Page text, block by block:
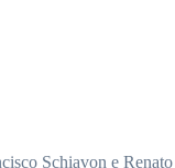
Schiavon e